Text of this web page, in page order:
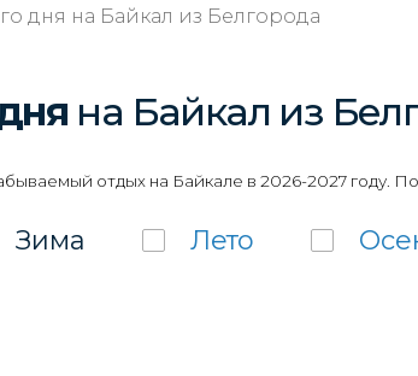
дня на Байкал из Белгорода
на Байкал из
отдых на Байкале в 2026-2027 году.
Зима Лето